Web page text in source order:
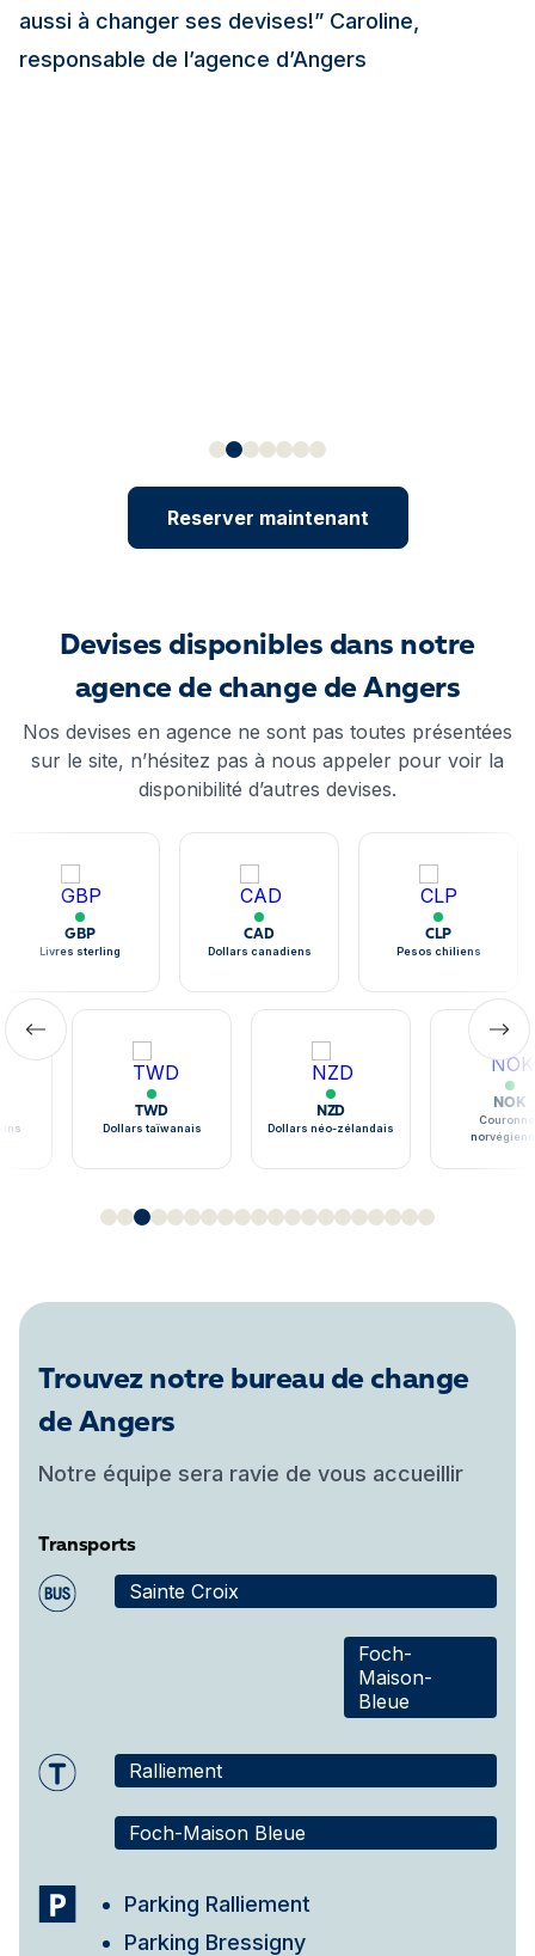
aussi à changer ses devises!” Caroline,
responsable de l’agence d’Angers
Reserver maintenant
Devises disponibles dans notre
agence de change de Angers
Nos devises en agence ne sont pas toutes présentées
sur le site, n’hésitez pas à nous appeler pour voir la
disponibilité d’autres devises.
GBP
Livres sterling
CAD
Dollars canadiens
CLP
Pesos chiliens
TWD
Dollars taïwanais
NZD
Dollars néo-zélandais
NOK
Trouvez notre bureau de change
de Angers
Notre équipe sera ravie de vous accueillir
Transports
Sainte Croix
Foch-
Maison-
Bleue
Ralliement
Foch-Maison Bleue
Parking Ralliement
Parking Bressigny